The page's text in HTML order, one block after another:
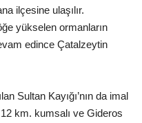
ilçesine ulaşılır.
yükselen ormanların
edince Çatalzeytin
Sultan Kayığı’nın da imal
km. kumsalı ve Gideros